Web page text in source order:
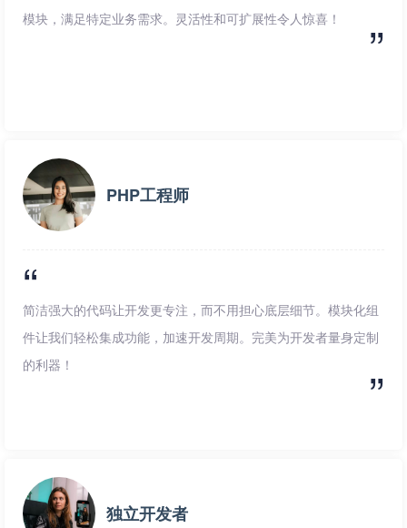
模块，满足特定业务需求。灵活性和可扩展性令人惊喜！
PHP工程师
简洁强大的代码让开发更专注，而不用担心底层细节。模块化组
件让我们轻松集成功能，加速开发周期。完美为开发者量身定制
的利器！
独立开发者